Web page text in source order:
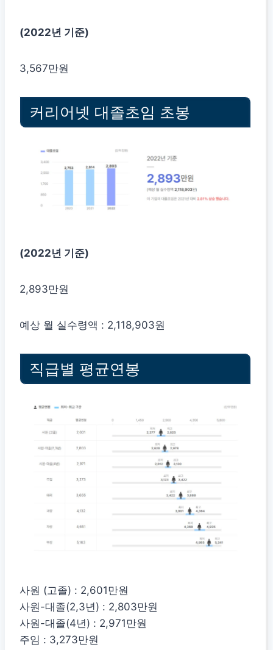
(2022년 기준)
3,567만원
커리어넷 대졸초임 초봉
(2022년 기준)
2,893만원
예상 월 실수령액 : 2,118,903원
직급별 평균연봉
사원 (고졸) : 2,601만원
사원-대졸(2,3년) : 2,803만원
사원-대졸(4년) : 2,971만원
주임 : 3,273만원